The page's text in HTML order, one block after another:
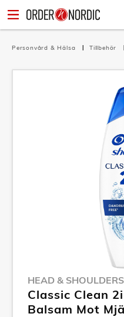
Personvård & Hälsa Tillbehör
HEAD & SHOULDERS
Classic Clean
Balsam Mot